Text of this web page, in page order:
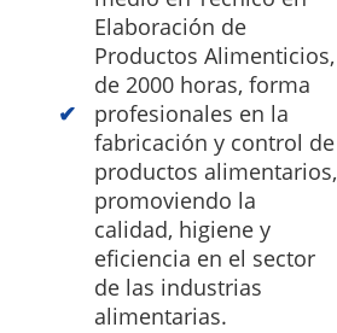
Elaboración de
Productos Alimenticios,
de 2000 horas, forma
profesionales en la
fabricación y control de
productos alimentarios,
promoviendo la
calidad, higiene y
eficiencia en el sector
de las industrias
alimentarias.